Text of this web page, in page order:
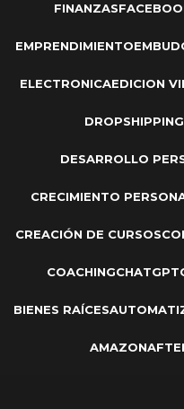
FINANZAS
EMPRENDIMIENTO
ELECTRONICAEDICION
DROPSHIPPING
DESARROLLO
CRECIMIENTO
CREACIÓN DE CURSOS
COACHINGCHATGPT
BIENES RAÍCES
AMAZON